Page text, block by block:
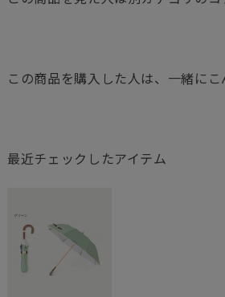
この商品を購入した人は、一緒に
最近チェックしたアイテム